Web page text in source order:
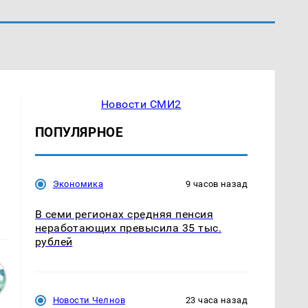
Новости СМИ2
ПОПУЛЯРНОЕ
Экономика 9 часов назад
В семи регионах средняя пенсия
неработающих превысила 35 тыс.
рублей
Новости Челнов 23 часа назад